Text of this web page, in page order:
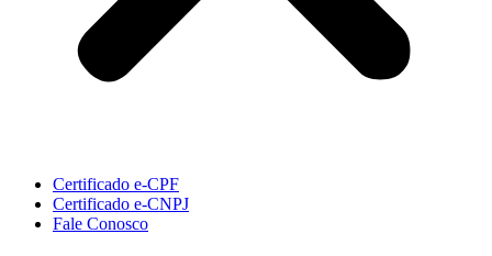
Certificado e-CPF
Certificado e-CNPJ
Fale Conosco